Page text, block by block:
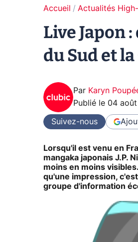
Accueil Actualités
Live Japon
du Sud et
Par Karyn
Publié le 04
Suivez-nous
Lorsqu'il est venu en
mangaka japonais J.P.
moins en moins
qu'une impression,
groupe d'information